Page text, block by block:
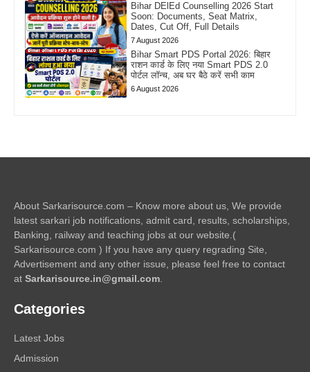
Bihar DElEd Counselling 2026 Start
Soon: Documents, Seat Matrix,
Dates, Cut Off, Full Details
7 August 2026
Bihar Smart PDS Portal 2026: बिहार
राशन कार्ड के लिए नया Smart PDS 2.0
पोर्टल लॉन्च, अब घर बैठे करें सभी काम
6 August 2026
About Sarkarisource.com – Know more about us, We provide
latest sarkari job notifications, admit card, results, scholarships,
Banking, railway and teaching jobs at our website.(
Sarkarisource.com ) If you have any query regrading Site,
Advertisement and any other issue, please feel free to contact
at Sarkarisource.in@gmail.com
Categories
Latest Jobs
Admission